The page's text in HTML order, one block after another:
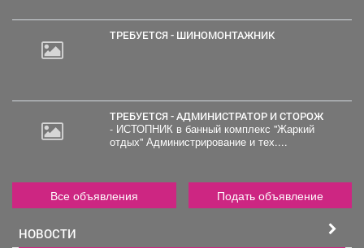
ТРЕБУЕТСЯ - ШИНОМОНТАЖНИК
ТРЕБУЕТСЯ - АДМИНИСТРАТОР И СТОРОЖ
- ИСТОПНИК в банный комплекс "Жаркий
отдых" Администрирование и тех....
Все объявления Подать объявление
НОВОСТИ